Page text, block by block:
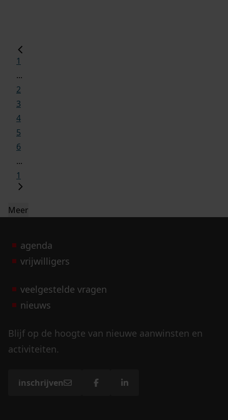
1
...
2
3
4
5
6
...
1
Meer
agenda
vrijwilligers
veelgestelde vragen
nieuws
Blijf op de hoogte van nieuwe aanwinsten en
activiteiten.
inschrijven